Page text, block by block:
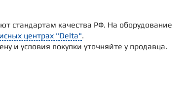
стандартам качества РФ. На оборудование
центрах "Delta".
и условия покупки уточняйте у продавца.